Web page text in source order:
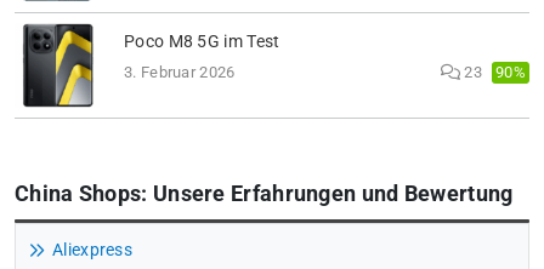
Poco M8 5G im Test
3. Februar 2026 23 90%
China Shops: Unsere Erfahrungen und Bewertung
Aliexpress